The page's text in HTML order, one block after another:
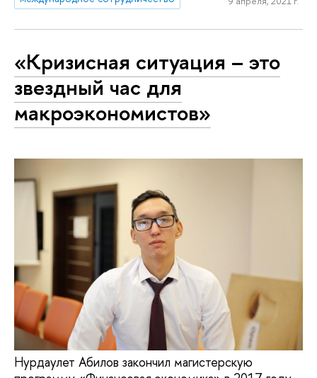
«Кризисная ситуация – это
звездный час для
макроэкономистов»
Нурдаулет Абилов закончил магистерскую